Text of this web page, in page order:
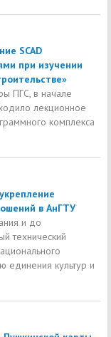
SCAD
при изучении
ПГС, в начале
лекционное
комплекса
в АнГТУ
и до
технический
единения культур и